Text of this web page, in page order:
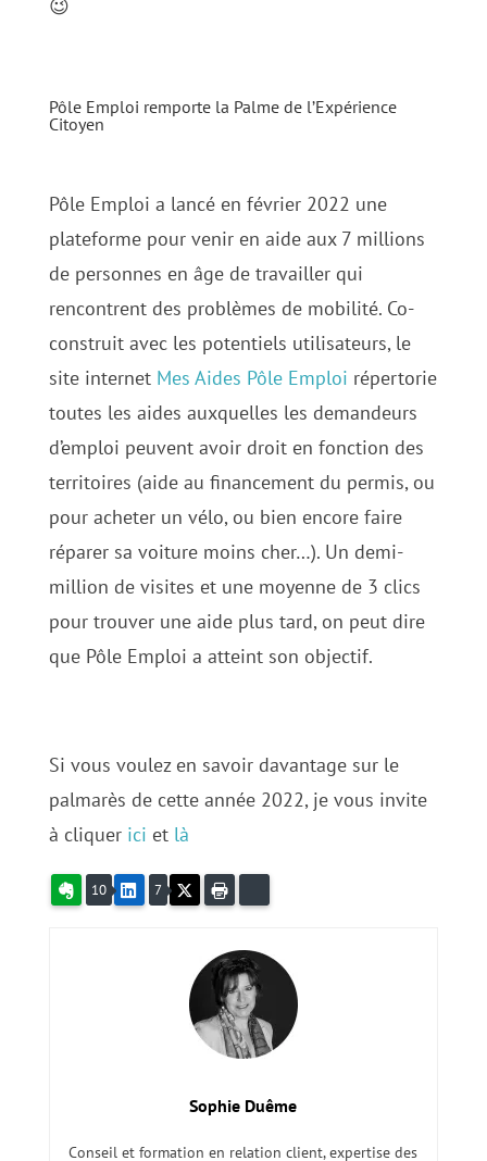
😉
Pôle Emploi remporte la Palme de l’Expérience
Citoyen
Pôle Emploi a lancé en février 2022 une
plateforme pour venir en aide aux 7 millions
de personnes en âge de travailler qui
rencontrent des problèmes de mobilité. Co-
construit avec les potentiels utilisateurs, le
site internet Mes Aides Pôle Emploi répertorie
toutes les aides auxquelles les demandeurs
d’emploi peuvent avoir droit en fonction des
territoires (aide au financement du permis, ou
pour acheter un vélo, ou bien encore faire
réparer sa voiture moins cher…). Un demi-
million de visites et une moyenne de 3 clics
pour trouver une aide plus tard, on peut dire
que Pôle Emploi a atteint son objectif.
Si vous voulez en savoir davantage sur le
palmarès de cette année 2022, je vous invite
à cliquer ici et là
Evernote
10 LinkedIn
7
Sophie Duême
Conseil et formation en relation client, expertise des